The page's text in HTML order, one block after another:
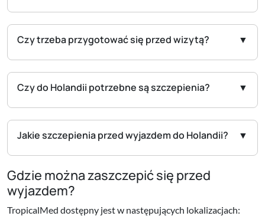
Czy trzeba przygotować się przed wizytą?
Czy do Holandii potrzebne są szczepienia?
Jakie szczepienia przed wyjazdem do Holandii?
Gdzie można zaszczepić się przed
wyjazdem?
TropicalMed dostępny jest w następujących lokalizacjach: